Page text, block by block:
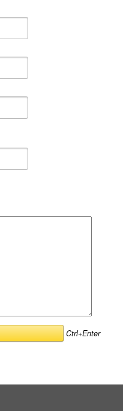
Ctrl+Enter